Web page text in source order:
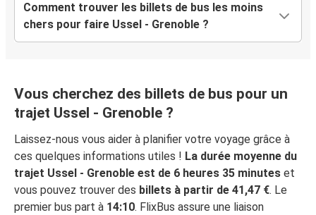
Comment trouver les billets de bus les moins
chers pour faire Ussel - Grenoble ?
Vous cherchez des billets de bus pour un
trajet Ussel - Grenoble ?
Laissez-nous vous aider à planifier votre voyage grâce à
ces quelques informations utiles ! La durée moyenne du
trajet Ussel - Grenoble est de 6 heures 35 minutes et
vous pouvez trouver des billets à partir de 41,47 €. Le
premier bus part à 14:10. FlixBus assure une liaison